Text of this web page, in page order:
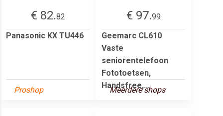
€ 82.82
Panasonic KX TU446
Proshop
€ 97.99
Geemarc CL610
Vaste
seniorentelefoon
Fototoetsen,
Handsfree,...
Meerdere shops